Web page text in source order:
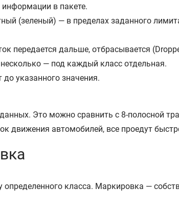
в пакете.
(зеленый) — в пределах заданного
передается дальше, отбрасывается
— под каждый класс отдельная.
указанного значения.
Это можно сравнить с 8-полосной
движения автомобилей, все проедут
класса. Маркировка —